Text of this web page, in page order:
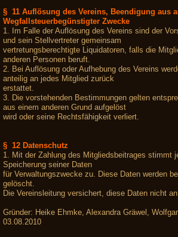
§ 11 Auflösung des Vereins, Beendigung aus
Wegfallsteuerbegünstigter Zwecke
1. Im Falle der Auflösung des Vereins sind der
und sein Stellvertreter gemeinsam
vertretungsberechtigte Liquidatoren, falls die
anderen Personen beruft.
2. Bei Auflösung oder Aufhebung des Vereins
anteilig an jedes Mitglied zurück
erstattet.
3. Die vorstehenden Bestimmungen gelten
aus einem anderen Grund aufgelöst
wird oder seine Rechtsfähigkeit verliert.
§ 12 Datenschutz
1. Mit der Zahlung des Mitgliedsbeitrages stimmt
Speicherung seiner Daten
für Verwaltungszwecke zu. Diese Daten werden
gelöscht.
Die Vereinsleitung versichert, diese Daten nicht
Gründer: Heike Ehmke, Alexandra Gräwel,
03.08.2010